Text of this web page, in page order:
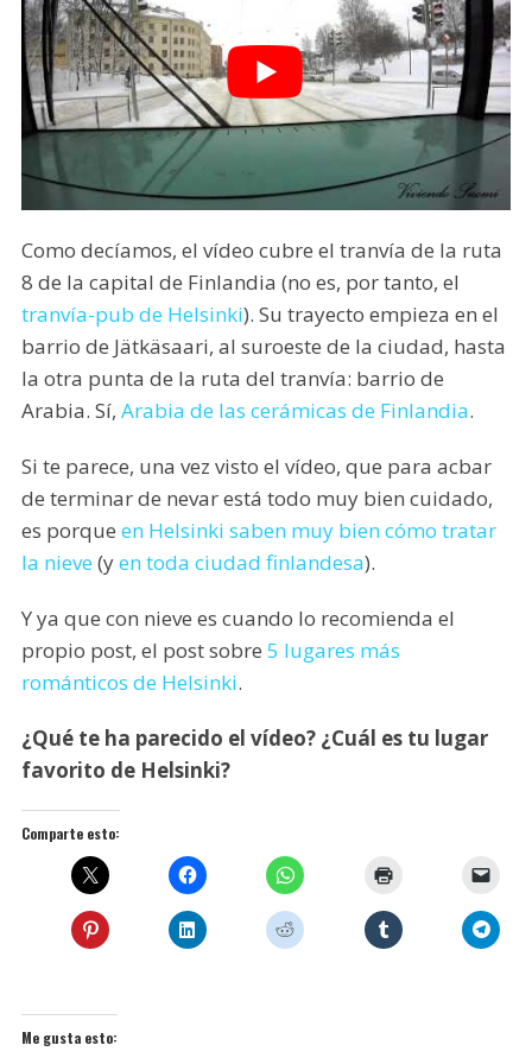
Como decíamos, el vídeo cubre el tranvía de la ruta
8 de la capital de Finlandia (no es, por tanto, el
tranvía-pub de Helsinki). Su trayecto empieza en el
barrio de Jätkäsaari, al suroeste de la ciudad, hasta
la otra punta de la ruta del tranvía: barrio de
Arabia. Sí, Arabia de las cerámicas de Finlandia.
Si te parece, una vez visto el vídeo, que para acbar
de terminar de nevar está todo muy bien cuidado,
es porque en Helsinki saben muy bien cómo tratar
la nieve (yen toda ciudad finlandesa).
Y ya que con nieve es cuando lo recomienda el
propio post, el post sobre 5 lugares más
románticos de Helsinki.
¿Qué te ha parecido el vídeo? ¿Cuál es tu lugar
favorito de Helsinki?
Comparte esto:
Me gusta esto: